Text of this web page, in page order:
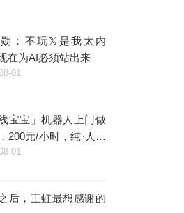
：不玩𝕏是我太内
在为AI必须站出来
01
线宝宝」机器人上门做
200元/小时，纯·人工
01
后，王虹最想感谢的